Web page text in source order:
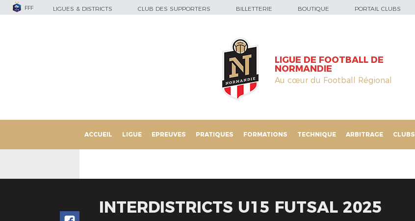
FFF LIGUES & DISTRICTS CLUB DES SUPPORTERS BILLETTERIE BOUTIQUE PORTAIL CLUBS
LIGUE DE FOOTBALL DE
NORMANDIE
Au cœur du Football Régional
ACCUEIL LIGUE EPREUVES PRATIQUES FORMATIONS TECHNIQUE ARBITRAGE CLUBS
INTERDISTRICTS U15 FUTSAL 2025